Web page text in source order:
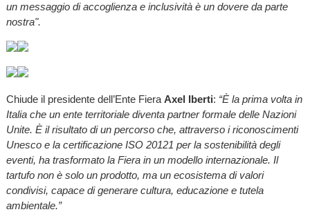
un messaggio di accoglienza e inclusività è un dovere da parte
nostra".
Chiude il presidente dell’Ente Fiera Axel Iberti: “È la prima volta in
Italia che un ente territoriale diventa partner formale delle Nazioni
Unite. È il risultato di un percorso che, attraverso i riconoscimenti
Unesco e la certificazione ISO 20121 per la sostenibilità degli
eventi, ha trasformato la Fiera in un modello internazionale. Il
tartufo non è solo un prodotto, ma un ecosistema di valori
condivisi, capace di generare cultura, educazione e tutela
ambientale.”